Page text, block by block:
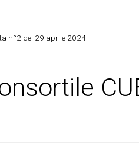
n°2 del 29 aprile 2024